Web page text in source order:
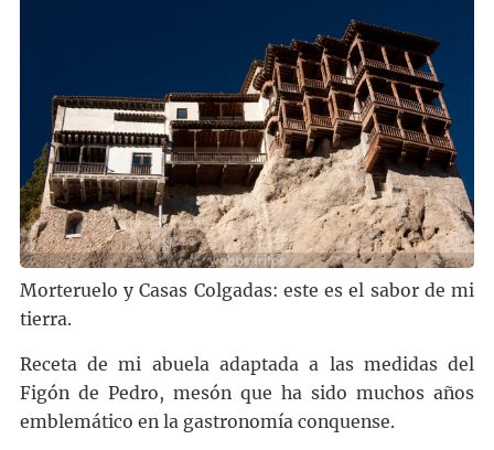
Morteruelo y Casas Colgadas: este es el sabor de mi
tierra.
Receta de mi abuela adaptada a las medidas del
Figón de Pedro, mesón que ha sido muchos años
emblemático en la gastronomía conquense.